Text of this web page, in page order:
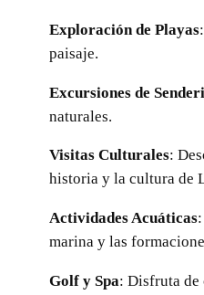
Exploración de Playas
paisaje.
Excursiones de
naturales.
Visitas Culturales:
historia y la cultura de
Actividades Acuáticas
marina y las
Golf y Spa: Disfruta de